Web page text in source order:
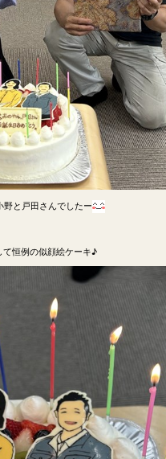
野と戸田さんでしたー
て恒例の似顔絵ケーキ♪